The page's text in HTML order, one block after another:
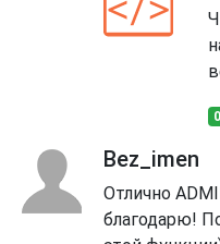
Bez_imen
Отлично
благодарю!